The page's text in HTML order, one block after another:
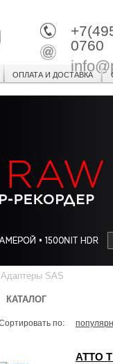
0760
ОПЛАТА И ДОСТАВКА
Адаптеры SAS
КАТАЛОГ
по:
ATTO